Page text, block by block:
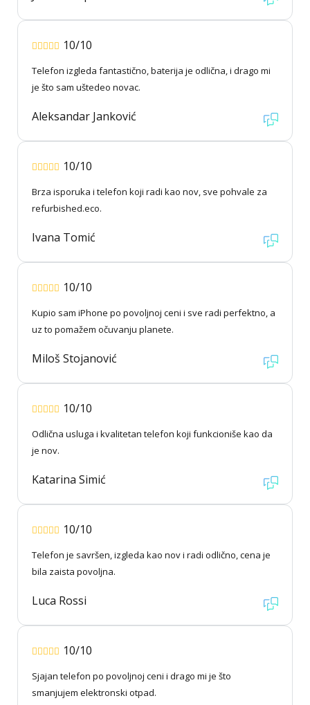
10/10
Telefon izgleda fantastično, baterija je odlična, i drago mi
je što sam uštedeo novac.
Aleksandar Janković
10/10
Brza isporuka i telefon koji radi kao nov, sve pohvale za
refurbished.eco.
Ivana Tomić
10/10
Kupio sam iPhone po povoljnoj ceni i sve radi perfektno, a
uz to pomažem očuvanju planete.
Miloš Stojanović
10/10
Odlična usluga i kvalitetan telefon koji funkcioniše kao da
je nov.
Katarina Simić
10/10
Telefon je savršen, izgleda kao nov i radi odlično, cena je
bila zaista povoljna.
Luca Rossi
10/10
Sjajan telefon po povoljnoj ceni i drago mi je što
smanjujem elektronski otpad.